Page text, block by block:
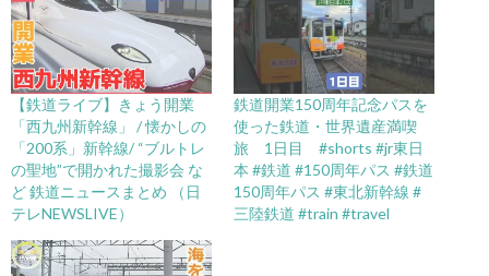
【鉄道ライブ】きょう開業
「西九州新幹線」 / 懐かしの
「200系」新幹線/ “ブルトレ
の聖地”で開かれた撮影会 な
ど 鉄道ニュースまとめ （日
テレNEWSLIVE）
鉄道開業150周年記念パスを
使った鉄道・世界遺産満喫
旅 1日目 #shorts #jr東日
本 #鉄道 #150周年パス #鉄道
150周年パス #東北新幹線 #
三陸鉄道 #train #travel